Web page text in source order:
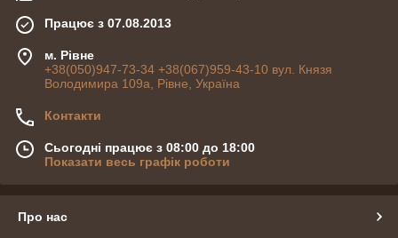
Працює з 07.08.2013
м. Рівне
+38(050)947-73-34 +38(067)959-43-10 вул. Князя
Володимира 109а, Рівне, Україна
Контакти
Сьогодні працює з 08:00 до 18:00
Показати весь графік роботи
Про нас